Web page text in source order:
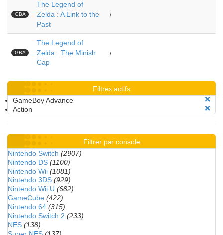
GBA
The Legend of
Zelda : A Link to the
Past
/
GBA
The Legend of
Zelda : The Minish
Cap
/
Filtres actifs
GameBoy Advance
Action
Filtrer par console
Nintendo Switch (2907)
Nintendo DS (1100)
Nintendo Wii (1081)
Nintendo 3DS (929)
Nintendo Wii U (682)
GameCube (422)
Nintendo 64 (315)
Nintendo Switch 2 (233)
NES (138)